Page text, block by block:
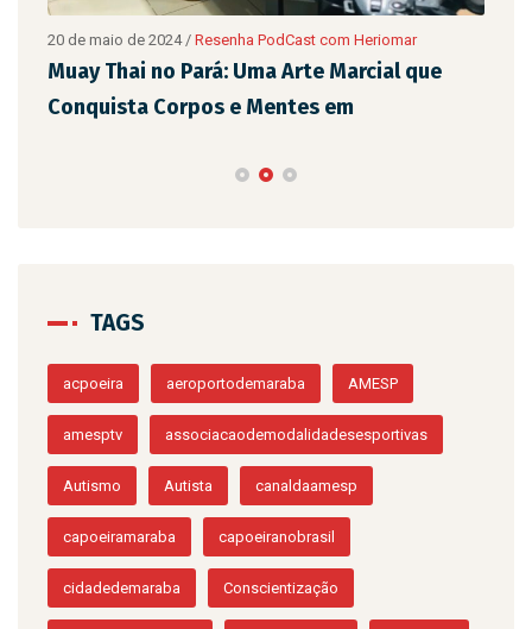
20 de maio de 2024/ Resenha PodCast com Heriomar
Muay Thai no Pará: Uma Arte Marcial que
Conquista Corpos e Mentes em
TAGS
acpoeira aeroportodemaraba AMESP
amesptv associacaodemodalidadesesportivas
Autismo Autista canaldaamesp
capoeiramaraba capoeiranobrasil
cidadedemaraba Conscientização